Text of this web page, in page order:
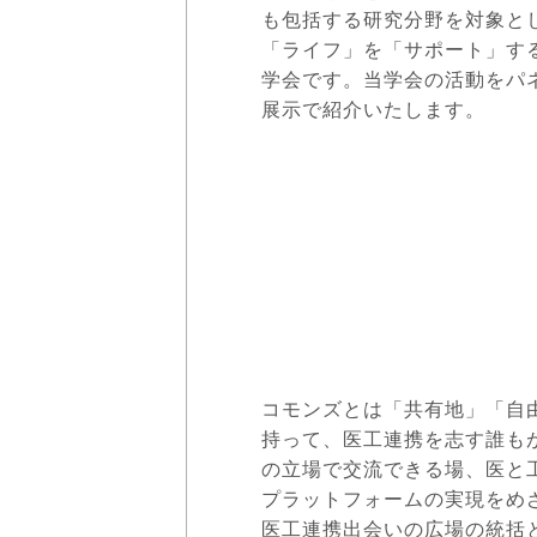
も包括する研究分野を対象と
「ライフ」を「サポート」す
学会です。当学会の活動をパ
展示で紹介いたします。
コモンズとは「共有地」「自
持って、医工連携を志す誰も
の立場で交流できる場、医と
プラットフォームの実現をめ
医工連携出会いの広場の統括